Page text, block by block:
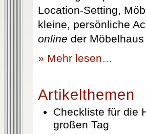
Location-Setting,
kleine, persönliche
online der Möbelhaus
» Mehr lesen…
Artikelthemen
Checkliste für die
großen Tag